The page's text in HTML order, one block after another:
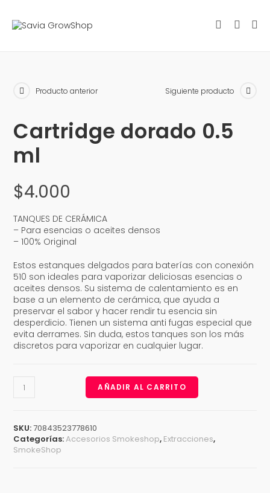
Producto anterior Siguiente producto
Cartridge dorado 0.5
ml
$4.000
TANQUES DE CERÁMICA
– Para esencias o aceites densos
– 100% Original
Estos estanques delgados para baterías con conexión
510 son ideales para vaporizar deliciosas esencias o
aceites densos. Su sistema de calentamiento es en
base a un elemento de cerámica, que ayuda a
preservar el sabor y hacer rendir tu esencia sin
desperdicio. Tienen un sistema anti fugas especial que
evita derrames. Sin duda, estos tanques son los más
discretos para vaporizar en cualquier lugar.
AÑADIR AL CARRITO
SKU:70843523778610
Categorías:Accesorios Smokeshop, Extracciones,
SmokeShop